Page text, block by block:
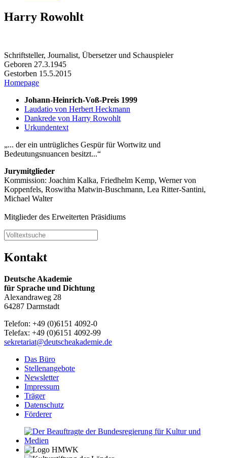
Harry Rowohlt
Schriftsteller, Journalist, Übersetzer und Schauspieler
Geboren 27.3.1945
Gestorben 15.5.2015
Homepage
Johann-Heinrich-Voß-Preis 1999
Laudatio von Herbert Heckmann
Dankrede von Harry Rowohlt
Urkundentext
... der ein untrügliches Gespür für Wortwitz und
Bedeutungsnuancen besitzt...
Jurymitglieder
Kommission: Joachim Kalka, Friedhelm Kemp, Werner von
Koppenfels, Roswitha Matwin-Buschmann, Lea Ritter-Santini,
Michael Walter
Mitglieder des Erweiterten Präsidiums
Kontakt
Deutsche Akademie
für Sprache und Dichtung
Alexandraweg 28
64287 Darmstadt
Telefon: +49 (0)6151 4092-0
Telefax: +49 (0)6151 4092-99
sekretariat@deutscheakademie.de
Das Büro
Stellenangebote
Newsletter
Impressum
Träger
Datenschutz
Förderer